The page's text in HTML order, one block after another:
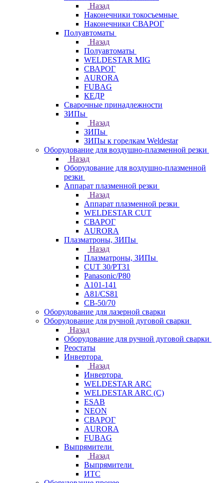
Назад
Наконечники токосъемные
Наконечники СВАРОГ
Полуавтоматы
Назад
Полуавтоматы
WELDESTAR MIG
СВАРОГ
AURORA
FUBAG
КЕДР
Сварочные принадлежности
ЗИПы
Назад
ЗИПы
ЗИПы к горелкам Weldestar
Оборудование для воздушно-плазменной резки
Назад
Оборудование для воздушно-плазменной
резки
Аппарат плазменной резки
Назад
Аппарат плазменной резки
WELDESTAR CUT
СВАРОГ
AURORA
Плазматроны, ЗИПы
Назад
Плазматроны, ЗИПы
CUT 30/PT31
Panasonic/P80
А101-141
А81/CS81
СВ-50/70
Оборудование для лазерной сварки
Оборудование для ручной дуговой сварки
Назад
Оборудование для ручной дуговой сварки
Реостаты
Инвертора
Назад
Инвертора
WELDESTAR ARC
WELDESTAR ARC (С)
ESAB
NEON
СВАРОГ
AURORA
FUBAG
Выпрямители
Назад
Выпрямители
ИТС